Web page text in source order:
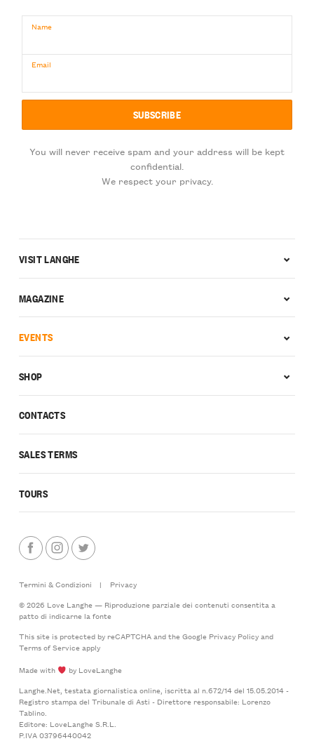
Name
Email
You will never receive spam and your address will be kept
confidential.
We respect your privacy.
CONTACTS
SALES TERMS
TOURS
VISIT LANGHE
MAGAZINE
EVENTS
SHOP
Termini & Condizioni |
Privacy
© 2026 Love Langhe — Riproduzione parziale dei contenuti consentita a
patto di indicarne la fonte
This site is protected by reCAPTCHA and the Google Privacy Policyand
Terms of Serviceapply
Made with
by LoveLanghe
Langhe.Net, testata giornalistica online, iscritta al n.672/14 del 15.05.2014 -
Registro stampa del Tribunale di Asti - Direttore responsabile: Lorenzo
Tablino.
Editore: LoveLanghe S.R.L.
P.IVA 03796440042